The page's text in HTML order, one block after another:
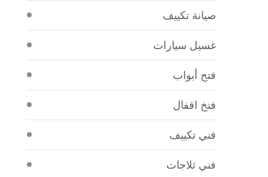
صيانة تكييف
غسيل سيارات
فتح أبواب
فتخ اقفال
فني تكييف
فني ثلاجات